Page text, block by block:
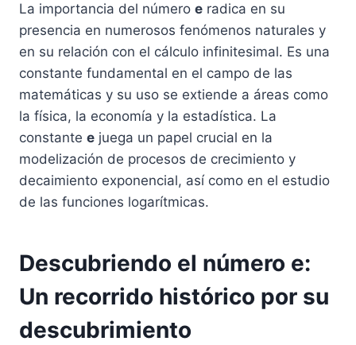
La importancia del número e radica en su
presencia en numerosos fenómenos naturales y
en su relación con el cálculo infinitesimal. Es una
constante fundamental en el campo de las
matemáticas y su uso se extiende a áreas como
la física, la economía y la estadística. La
constante e juega un papel crucial en la
modelización de procesos de crecimiento y
decaimiento exponencial, así como en el estudio
de las funciones logarítmicas.
Descubriendo el número e:
Un recorrido histórico por su
descubrimiento